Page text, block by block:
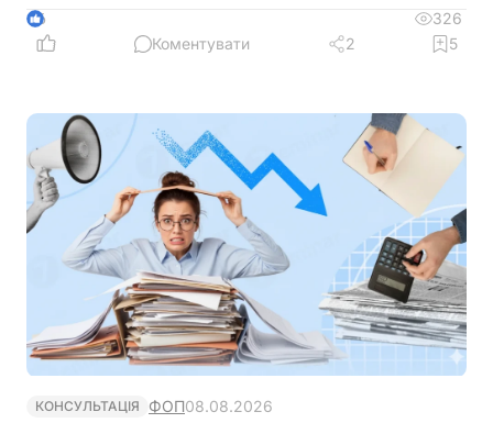
готівкових коштів (в дозволеному об’ємі
періодично знімаються з поточного рахунку).
банку?
6
326
Коментувати
2 5
КОНСУЛЬТАЦІЯ ФОП08.08.2026